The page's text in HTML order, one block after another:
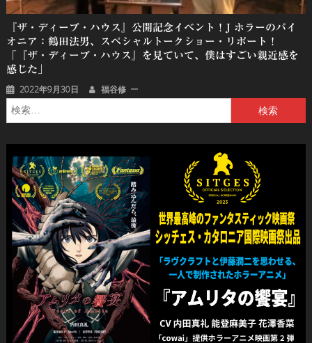
『ザ・ディープ・ハウス』公開記念イベント！J ホラーのパイ
オニア：鶴田法男、スペシャルトークショー・リポート！
「『ザ・ディープ・ハウス』を見ていて、僕はすごい親近感を
感じた」
2022年9月30日 福谷修
索: